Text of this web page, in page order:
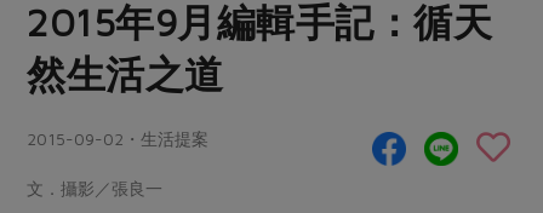
肉品・水產
畜產肉類
調理食材・點心
蛋料理
醬料
合作25-經典快閃最後一週
合作25-精選產品第四彈
合作25-精選產品第三彈
樂齡生活 親子食育
廚房瑜伽
關注議題
減硝酸鹽
合作社組織
產品檢驗
自主把關
2015年9月編輯手記：循天
然生活之道
2015-09-02・生活提案
文．攝影／張良一